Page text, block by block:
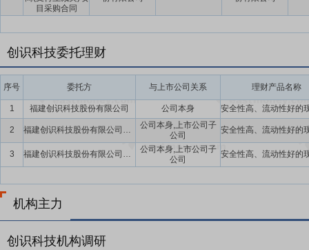
目采购合同
创识科技委托理财
序号 委托方 与上市公司关系 理财产品名称
1 福建创识科技股份有限公司 公司本身
2 福建创识科技股份有限公司及子公司
公司本身,上市公司子
公司
3
福建创识科技股份有限公司及子公司
公司本身,上市公司子
公司
机构主力
创识科技机构调研